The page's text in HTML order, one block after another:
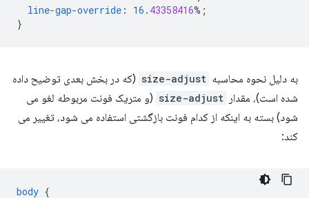
line-gap-override : 16 . 43358416%;
}
به دلیل نحوه محاسبه size-adjust (که در بخش بعدی توضیح داده
شده است)، مقدار
size-adjust (و متریک فونت مربوطه لغو می
شود) بسته به اینکه از کدام فونت بازگشتی استفاده می شود، تغییر می
کند:
body {